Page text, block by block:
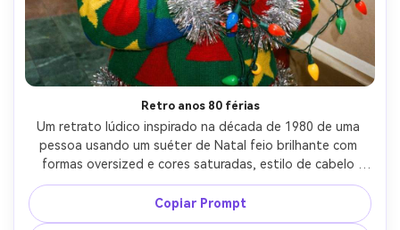
Retro anos 80 férias
Um retrato lúdico inspirado na década de 1980 de uma
pessoa usando um suéter de Natal feio brilhante com
formas oversized e cores saturadas, estilo de cabelo
grande e maquiagem brilhante, cenário de férias do
shopping com decorações borradas, tirado em Canon R5
35mm, moldura média, sensação de flash na câmera com
Copiar Prompt